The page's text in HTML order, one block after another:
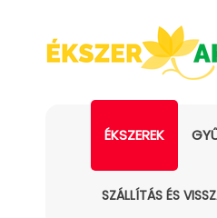
ÉKSZEREK
SZÁLLÍTÁS ÉS